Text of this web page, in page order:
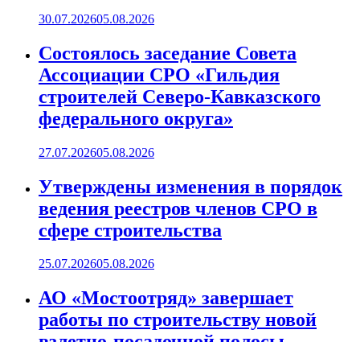
30.07.202605.08.2026
Состоялось заседание Совета
Ассоциации СРО «Гильдия
строителей Северо-Кавказского
федерального округа»
27.07.202605.08.2026
Утверждены изменения в порядок
ведения реестров членов СРО в
сфере строительства
25.07.202605.08.2026
АО «Мостоотряд» завершает
работы по строительству новой